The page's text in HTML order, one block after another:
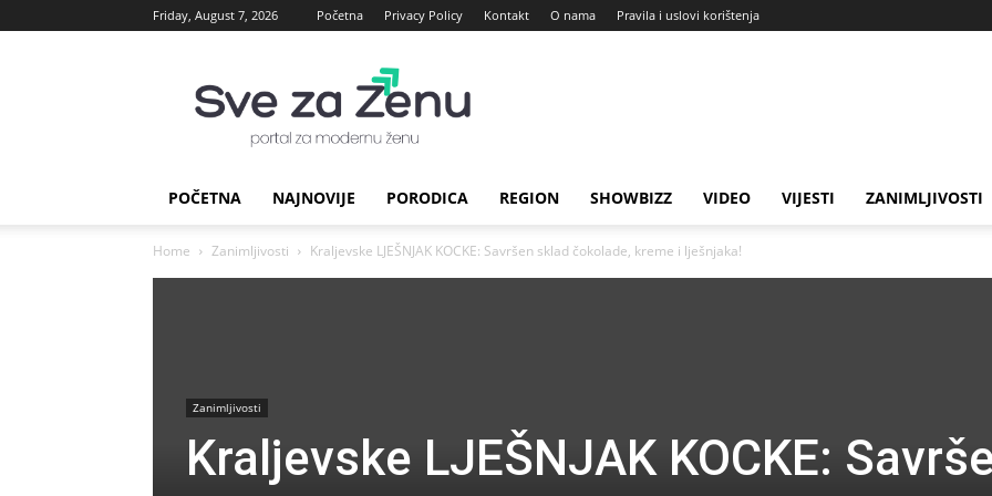
Friday, August 7, 2026 Početna Privacy Policy Kontakt O nama Pravila i uslovi korištenja
za
Zenu
POČETNA NAJNOVIJE PORODICA REGION SHOWBIZZ VIDEO VIJESTI ZANIMLJIVOSTI
Home Zanimljivosti Kraljevske LJEŠNJAK KOCKE: Savršen sklad čokolade, kreme i lješnjaka!
Zanimljivosti
Kraljevske LJEŠNJAK KOCKE: